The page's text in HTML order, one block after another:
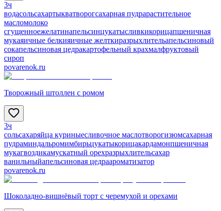
3ч
водасольсахартыкватворогсахарная пудрарастительное
масломолоко
сгущенноежелатинапельсинцукатысливкикорицапшеничная
мукаяичные белкияичные желткиразрыхлительапельсиновый
сокапельсиновая цедракартофельный крахмалфруктовый
сироп
povarenok.ru
Творожный штоллен с ромом
3ч
сольсахаряйца куриныесливочное маслотворогизюмсахарная
пудраминдальромимбирьцукатыкорицакардамонпшеничная
мукагвоздикамускатный орехразрыхлительсахар
ванильныйапельсиновая цедраароматизатор
povarenok.ru
Шоколадно-вишнёвый торт с черемухой и орехами